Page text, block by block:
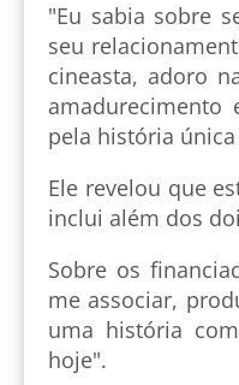
"Eu sabia sobre
seu
cineasta, adoro
pela história
Ele revelou que
inclui além dos
Sobre os
me associar,
uma história
hoje".